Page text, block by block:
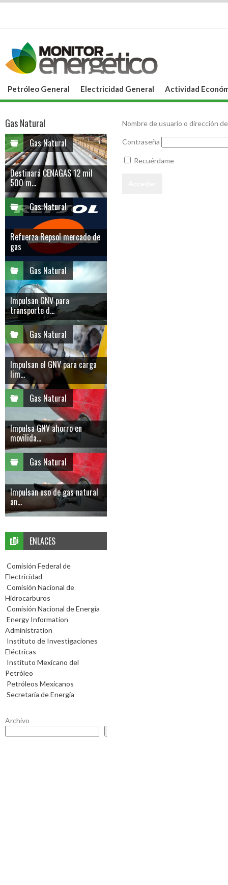
Petróleo General Electricidad General Actividad
Nombre de usuario o dirección
Contraseña
Recuérdame
Gas Natural
Gas Natural
Destinará CENAGAS 12 mil
500 m...
Gas Natural
Refuerza Repsol mercado de
gas
Gas Natural
Impulsan GNV para
transporte d...
Gas Natural
Impulsan el GNV para carga
lim...
Gas Natural
Impulsa GNV ahorro en
movilida...
Gas Natural
Impulsan uso de gas natural
an...
ENLACES
Comisión Federal de
Electricidad
Comisión Nacional de
Hidrocarburos
Comisión Nacional de Energía
Energy Information
Administration
Instituto de Investigaciones
Eléctricas
Instituto Mexicano del
Petróleo
Petróleos Mexicanos
Secretaría de Energía
Archivo